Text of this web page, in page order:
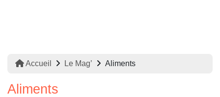
Accueil Le Mag’ Aliments
Aliments